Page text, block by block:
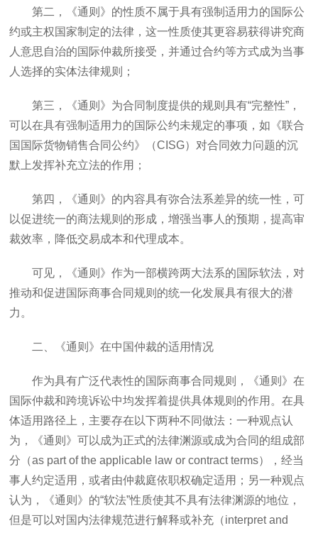
第二，《通则》的性质不属于具有强制适用力的国际公
约或主权国家制定的法律，这一性质使其更容易获得讲究商
人意思自治的国际仲裁所接受，并通过合约等方式成为当事
人选择的实体法律规则；
第三，《通则》为合同制度提供的规则具有“完整性”，
可以在具有强制适用力的国际公约未规定的事项，如《联合
国国际货物销售合同公约》（CISG）对合同效力问题的沉
默上发挥补充立法的作用；
第四，《通则》的内容具有弥合法系差异的统一性，可
以促进统一的商法规则的形成，增强当事人的预期，提高审
裁效率，降低交易成本和代理成本。
可见，《通则》作为一部横跨两大法系的国际软法，对
推动和促进国际商事合同规则的统一化发展具有很大的潜
力。
二、《通则》在中国仲裁的适用情况
作为具有广泛代表性的国际商事合同规则，《通则》在
国际仲裁和跨境诉讼中均发挥着提供具体规则的作用。在具
体适用路径上，主要存在以下两种不同做法：一种观点认
为，《通则》可以成为正式的法律渊源或成为合同的组成部
分（as part of the applicable law or contract terms），经当
事人约定适用，或者由仲裁庭依职权确定适用；另一种观点
认为，《通则》的“软法”性质使其不具有法律渊源的地位，
但是可以对国内法律规范进行解释或补充（interpret and